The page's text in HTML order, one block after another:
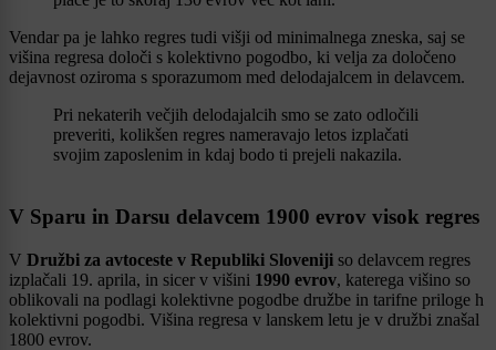
Vendar pa je lahko regres tudi višji od minimalnega zneska, saj se
višina regresa določi s kolektivno pogodbo, ki velja za določeno
dejavnost oziroma s sporazumom med delodajalcem in delavcem.
Pri nekaterih večjih delodajalcih smo se zato odločili
preveriti, kolikšen regres nameravajo letos izplačati
svojim zaposlenim in kdaj bodo ti prejeli nakazila.
V Sparu in Darsu delavcem 1900 evrov visok regres
V Družbi za avtoceste v Republiki Sloveniji so delavcem regres
izplačali 19. aprila, in sicer v višini 1990 evrov, katerega višino so
oblikovali na podlagi kolektivne pogodbe družbe in tarifne priloge h
kolektivni pogodbi. Višina regresa v lanskem letu je v družbi znašal
1800 evrov.